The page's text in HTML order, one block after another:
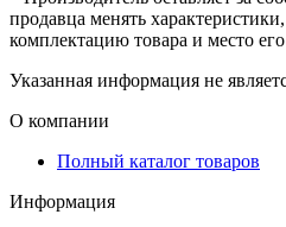
продавца менять
комплектацию товара и место
Указанная информация не
О компании
Полный каталог товаров
Информация